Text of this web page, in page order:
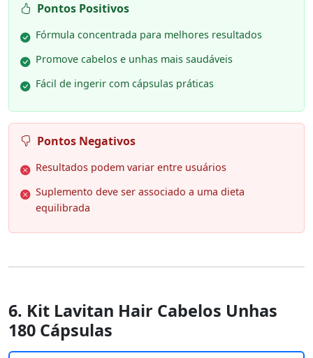
Pontos Positivos
Fórmula concentrada para melhores resultados
Promove cabelos e unhas mais saudáveis
Fácil de ingerir com cápsulas práticas
Pontos Negativos
Resultados podem variar entre usuários
Suplemento deve ser associado a uma dieta
equilibrada
6. Kit Lavitan Hair Cabelos Unhas
180 Cápsulas